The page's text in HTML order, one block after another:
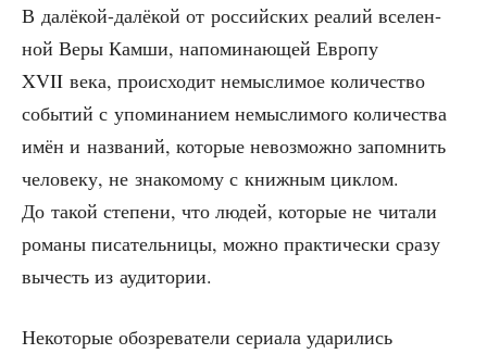
В далё­кой-далё­кой от рос­сий­ских реа­лий все­лен­
ной Веры Кам­ши, напо­ми­на­ю­щей Евро­пу
XVII века, про­ис­хо­дит немыс­ли­мое коли­че­ство
собы­тий с упо­ми­на­ни­ем немыс­ли­мо­го коли­че­ства
имён и назва­ний, кото­рые невоз­мож­но запом­нить
чело­ве­ку, не зна­ко­мо­му с книж­ным цик­лом.
До такой сте­пе­ни, что людей, кото­рые не чита­ли
рома­ны писа­тель­ни­цы, мож­но прак­ти­че­ски сра­зу
вычесть из аудитории.
Неко­то­рые обо­зре­ва­те­ли сери­а­ла уда­ри­лись